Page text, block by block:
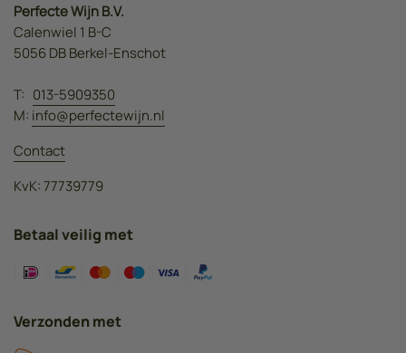
Perfecte Wijn B.V.
Calenwiel 1 B-C
5056 DB Berkel-Enschot
T: 013-5909350
M: info@perfectewijn.nl
Contact
KvK: 77739779
Betaal veilig met
Verzonden met